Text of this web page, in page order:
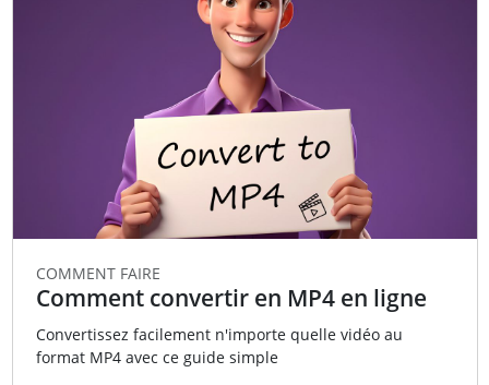
COMMENT FAIRE
Comment convertir en MP4 en ligne
Convertissez facilement n'importe quelle vidéo au
format MP4 avec ce guide simple